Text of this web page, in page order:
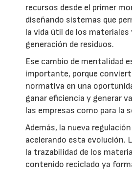
recursos desde el primer
diseñando sistemas que
la vida útil de los materiales
generación de residuos.
Ese cambio de mentalidad
importante, porque
normativa en una
ganar eficiencia y generar
las empresas como para la
Además, la nueva
acelerando esta evolución.
la trazabilidad de los
contenido reciclado ya